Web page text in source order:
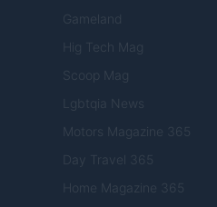
Gameland
Hig Tech Mag
Scoop Mag
Lgbtqia News
Motors Magazine 365
Day Travel 365
Home Magazine 365